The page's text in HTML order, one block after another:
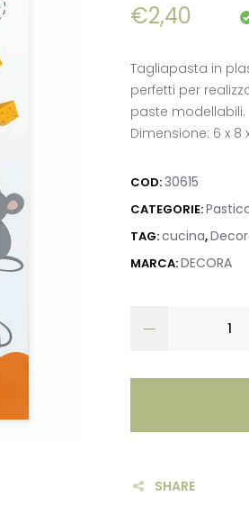
€2,40
Tagliapasta in
perfetti per
paste modellabili.
Dimensione: 6 x 8
COD:30615
CATEGORIE:
TAG:cucina,
MARCA:DECORA
SHARE